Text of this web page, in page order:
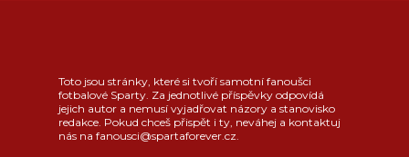
Toto jsou stránky, které si tvoří samotní fanoušci
fotbalové Sparty. Za jednotlivé příspěvky odpovídá
jejich autor a nemusí vyjadřovat názory a stanovisko
redakce. Pokud chceš přispět i ty, neváhej a kontaktuj
nás na fanousci@spartaforever.cz.